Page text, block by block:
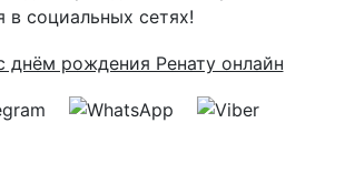
в социальных сетях!